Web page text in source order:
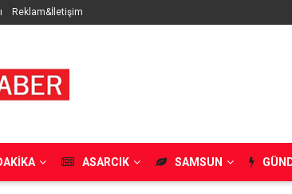
Reklam&İletişim
ASARCIK SAMSUN